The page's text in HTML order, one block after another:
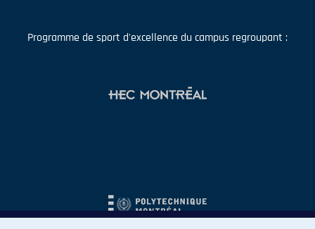
Programme de sport d'excellence du campus regroupant :